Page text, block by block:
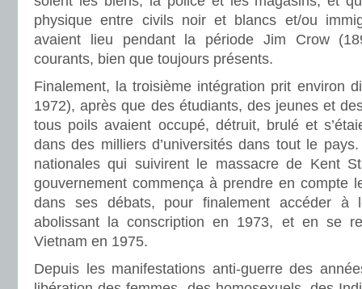
physique entre civils noir et blancs et/ou
avaient lieu pendant la période Jim Crow
courants, bien que toujours présents.
Finalement, la troisième intégration prit environ
1972), après que des étudiants, des jeunes et
tous poils avaient occupé, détruit, brulé et
dans des milliers d’universités dans tout le
nationales qui suivirent le massacre de Kent
gouvernement commença à prendre en compte
dans ses débats, pour finalement accéder à
abolissant la conscription en 1973, et en se
Vietnam en 1975.
Depuis les manifestations anti-guerre des